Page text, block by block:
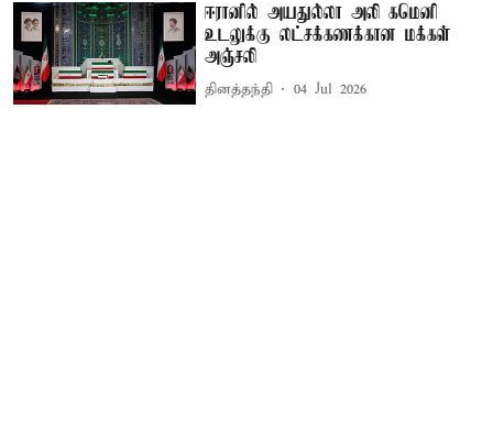
ஈரானில் அயதுல்லா அலி கமெனி
உடலுக்கு லட்சக்கணக்கான மக்கள்
அஞ்சலி
தினத்தந்தி 04 Jul 2026